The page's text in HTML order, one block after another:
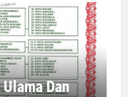
Dan